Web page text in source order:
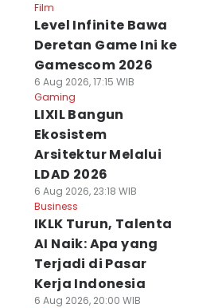
Film
Level Infinite Bawa
Deretan Game Ini ke
Gamescom 2026
6 Aug 2026, 17:15 WIB
Gaming
LIXIL Bangun
Ekosistem
Arsitektur Melalui
LDAD 2026
6 Aug 2026, 23:18 WIB
Business
IKLK Turun, Talenta
AI Naik: Apa yang
Terjadi di Pasar
Kerja Indonesia
6 Aug 2026, 20:00 WIB